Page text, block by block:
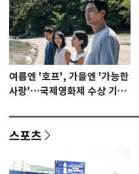
여름엔 '호프', 가을엔 '가능한
사랑'…국제영화제 수상 기대
스포츠